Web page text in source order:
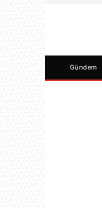
Gündem